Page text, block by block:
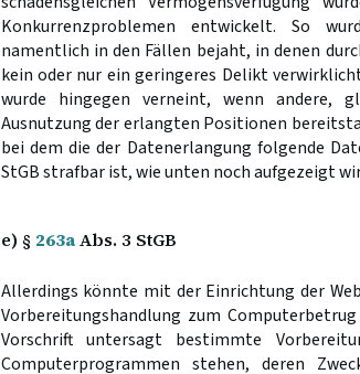
Konkurrenzproblemen entwickelt. So
namentlich in den Fällen bejaht, in denen
kein oder nur ein geringeres Delikt
wurde hingegen verneint, wenn andere,
Ausnutzung der erlangten Positionen
bei dem die der Datenerlangung folgende
StGB strafbar ist, wie unten noch aufgezeigt
e) § 263aAbs. 3 StGB
Allerdings könnte mit der Einrichtung der
Vorbereitungshandlung zum
Vorschrift untersagt bestimmte
Computerprogrammen stehen, deren